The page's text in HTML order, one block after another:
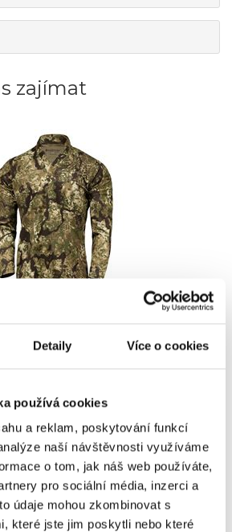
Detaily Více o cookies
používá cookies
a reklam, poskytování funkcí
naší návštěvnosti využíváme
o tom, jak náš web používáte,
pro sociální média, inzerci a
údaje mohou zkombinovat s
které jste jim poskytli nebo které
zajímat
Dallol LS Rugby Obskura
1 595 Kč
3 190 Kč
posledních 3 ks
21DALRLSTS4